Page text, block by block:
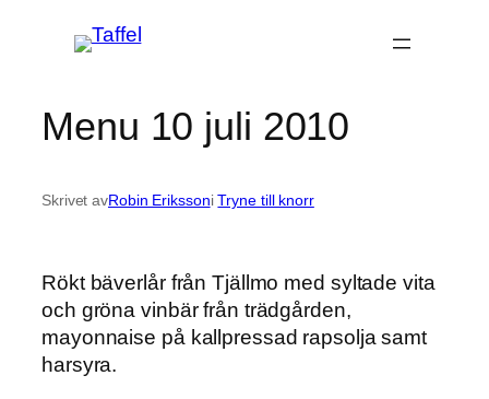
Menu 10 juli 2010
Skrivet avRobin ErikssoniTryne till knorr
Rökt bäverlår från Tjällmo med syltade vita
och gröna vinbär från trädgården,
mayonnaise på kallpressad rapsolja samt
harsyra.